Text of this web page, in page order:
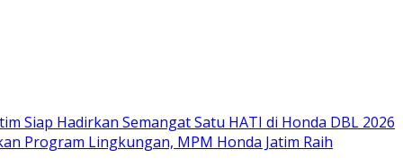
Siap Hadirkan Semangat Satu HATI di Honda DBL 2026
Program Lingkungan, MPM Honda Jatim Raih